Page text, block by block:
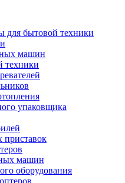
для бытовой техники
машин
техники
упаковщика
приставок
машин
оборудования